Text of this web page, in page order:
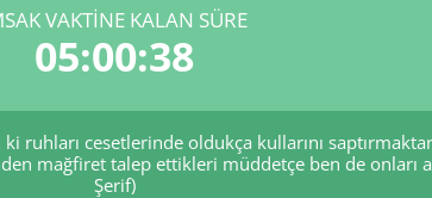
VAKTİNE KALAN SÜRE
05:00:38
ruhları cesetlerinde oldukça kullarını
mağfiret talep ettikleri müddetçe ben de onları
Şerif)